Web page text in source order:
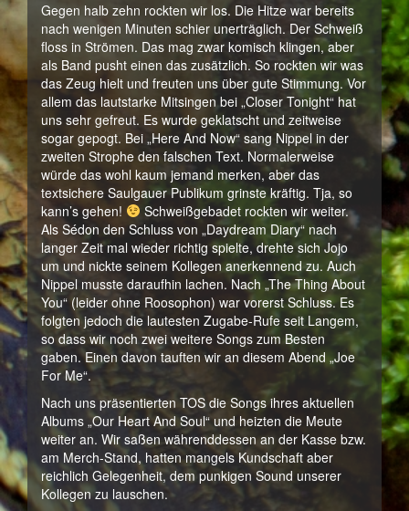
Gegen halb zehn rockten wir los. Die Hitze war bereits
nach wenigen Minuten schier unerträglich. Der Schweiß
floss in Strömen. Das mag zwar komisch klingen, aber
als Band pusht einen das zusätzlich. So rockten wir was
das Zeug hielt und freuten uns über gute Stimmung. Vor
allem das lautstarke Mitsingen bei „Closer Tonight“ hat
uns sehr gefreut. Es wurde geklatscht und zeitweise
sogar gepogt. Bei „Here And Now“ sang Nippel in der
zweiten Strophe den falschen Text. Normalerweise
würde das wohl kaum jemand merken, aber das
textsichere Saulgauer Publikum grinste kräftig. Tja, so
kann’s gehen!
Schweißgebadet rockten wir weiter.
Als Sédon den Schluss von „Daydream Diary“ nach
langer Zeit mal wieder richtig spielte, drehte sich Jojo
um und nickte seinem Kollegen anerkennend zu. Auch
Nippel musste daraufhin lachen. Nach „The Thing About
You“ (leider ohne Roosophon) war vorerst Schluss. Es
folgten jedoch die lautesten Zugabe-Rufe seit Langem,
so dass wir noch zwei weitere Songs zum Besten
gaben. Einen davon tauften wir an diesem Abend „Joe
For Me“.
Nach uns präsentierten TOS die Songs ihres aktuellen
Albums „Our Heart And Soul“ und heizten die Meute
weiter an. Wir saßen währenddessen an der Kasse bzw.
am Merch-Stand, hatten mangels Kundschaft aber
reichlich Gelegenheit, dem punkigen Sound unserer
Kollegen zu lauschen.